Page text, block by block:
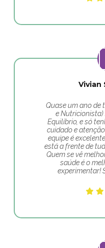
Vivian
Quase um ano de
e
Equilíbrio, e só
cuidado e
equipe é
está a frente de
Quem se vê
saúde é o
experimentar!